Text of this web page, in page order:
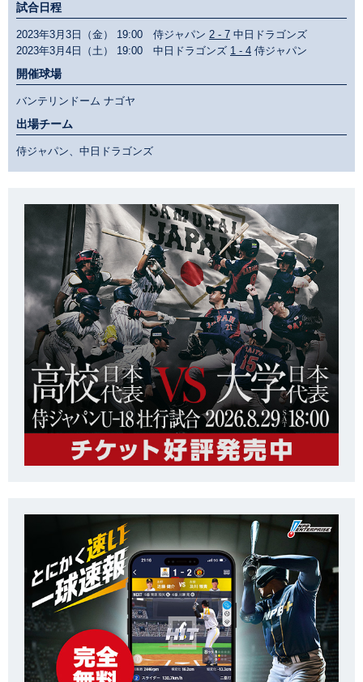
試合日程
2023年3月3日（金） 19:00 侍ジャパン 2 - 7 中日ドラゴンズ
2023年3月4日（土） 19:00 中日ドラゴンズ 1 - 4 侍ジャパン
開催球場
バンテリンドーム ナゴヤ
出場チーム
侍ジャパン、中日ドラゴンズ